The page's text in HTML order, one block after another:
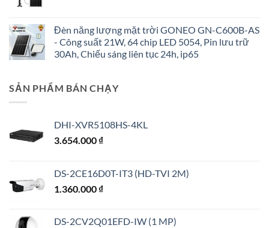
Đèn năng lượng mặt trời GONEO GN-C600B-AS
- Công suất 21W, 64 chip LED 5054, Pin lưu trữ
30Ah, Chiếu sáng liên tục 24h, ip65
SẢN PHẨM BÁN CHẠY
DHI-XVR5108HS-4KL
3.654.000 ₫
DS-2CE16D0T-IT3 (HD-TVI 2M)
1.360.000 ₫
DS-2CV2Q01EFD-IW (1 MP)